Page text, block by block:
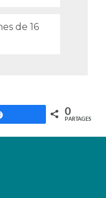
de 16
0
PARTAGES